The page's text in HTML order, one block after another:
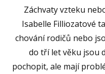
Záchvaty vzteku
Isabelle Filliozatové
chování rodičů nebo
do tří let věku jsou
pochopit, ale mají